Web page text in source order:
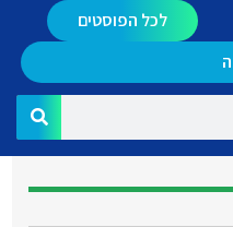
לכל הפוסטים